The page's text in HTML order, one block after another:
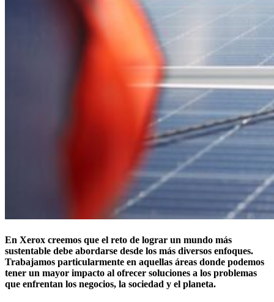
En Xerox creemos que el reto de lograr un mundo más
sustentable debe abordarse desde los más diversos enfoques.
Trabajamos particularmente en aquellas áreas donde podemos
tener un mayor impacto al ofrecer soluciones a los problemas
que enfrentan los negocios, la sociedad y el planeta.